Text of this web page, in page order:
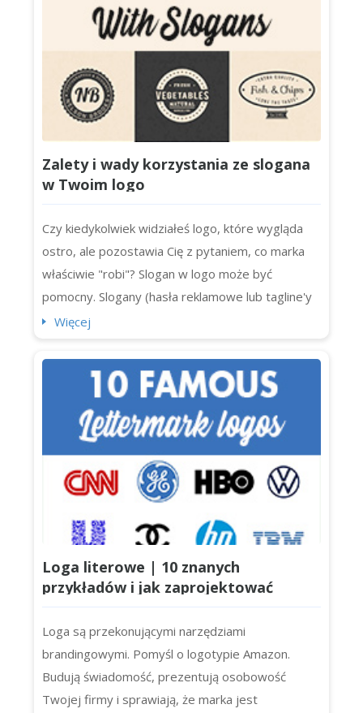
Zalety i wady korzystania ze slogana
w Twoim logo
Czy kiedykolwiek widziałeś logo, które wygląda
ostro, ale pozostawia Cię z pytaniem, co marka
właściwie "robi"? Slogan w logo może być
pomocny. Slogany (hasła reklamowe lub tagline'y
logo) dodają jasności, osobowości (i odrobinę
nie każde logo potrzebuje slogana. Czasami hasło
tylko miesza przekaz lub zatłacza projekt. Jeśli
tworzysz tożsamość mark...
Więcej
Loga literowe | 10 znanych
przykładów i jak zaprojektować
własne dla swojej firmy
Loga są przekonującymi narzędziami
brandingowymi. Pomyśl o logotypie Amazon.
Budują świadomość, prezentują osobowość
Twojej firmy i sprawiają, że marka jest